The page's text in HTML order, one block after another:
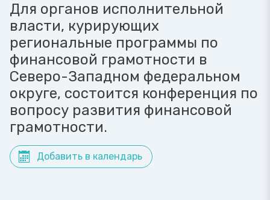
Для органов исполнительной
власти, курирующих
региональные программы по
финансовой грамотности в
Северо-Западном федеральном
округе, состоится конференция по
вопросу развития финансовой
грамотности.
Добавить в календарь